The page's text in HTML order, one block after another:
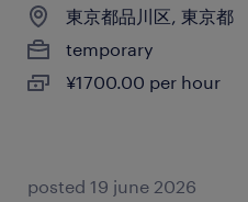
東京都品川区, 東京都
temporary
¥1700.00 per hour
posted 19 june 2026